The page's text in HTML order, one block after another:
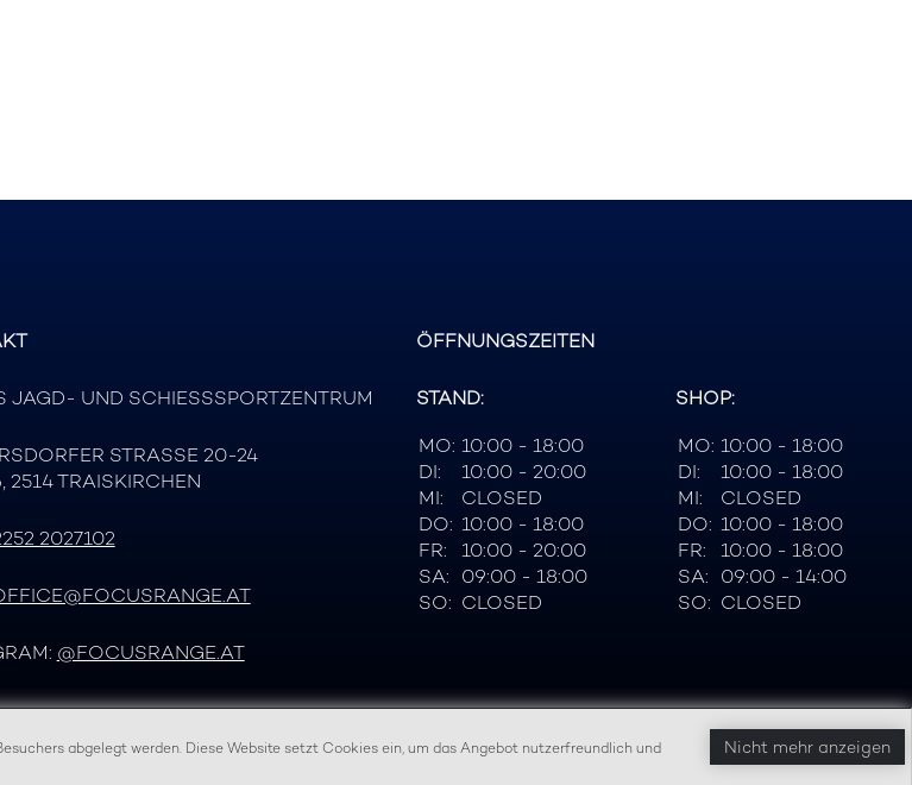
abgelegt werden. Diese Website setzt Cookies ein, um das Angebot nutzerfreundlich und
Nicht mehr anzeigen
JAGD- UND SCHIESSSPORTZENTRUM
STRASSE 20-24
2514 TRAISKIRCHEN
2027102
@FOCUSRANGE.AT
ÖFFNUNGSZEITEN
STAND:
MO: 10:00 - 18:00
DI:
10:00 - 20:00
MI:
CLOSED
DO: 10:00 - 18:00
FR:
10:00 - 20:00
SA: 09:00 - 18:00
SO: CLOSED
SHOP:
MO: 10:00 - 18:00
DI:
10:00 - 18:00
MI:
CLOSED
DO: 10:00 - 18:00
FR:
10:00 - 18:00
SA: 09:00 - 14:00
SO: CLOSED